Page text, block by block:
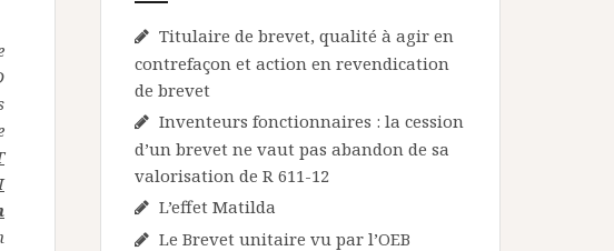
Titulaire de brevet, qualité à agir en
contrefaçon et action en revendication
de brevet
Inventeurs fonctionnaires : la cession
d’un brevet ne vaut pas abandon de sa
valorisation de R 611-12
L’effet Matilda
Le Brevet unitaire vu par l’OEB